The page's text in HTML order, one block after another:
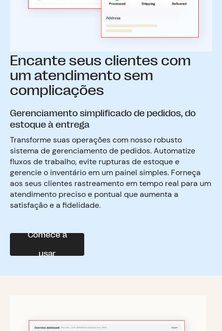
Encante seus clientes com
um atendimento sem
complicações
Gerenciamento simplificado de pedidos, do
estoque à entrega
Transforme suas operações com nosso robusto
sistema de gerenciamento de pedidos. Automatize
fluxos de trabalho, evite rupturas de estoque e
gerencie o inventário em um painel simples. Forneça
aos seus clientes rastreamento em tempo real para um
atendimento preciso e pontual que aumenta a
satisfação e a fidelidade.
Comece a
usar